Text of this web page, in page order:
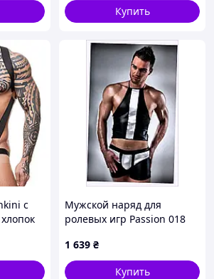
Купить
с
Мужской наряд для
ролевых игр Passion 018
1 639 ₴
Купить